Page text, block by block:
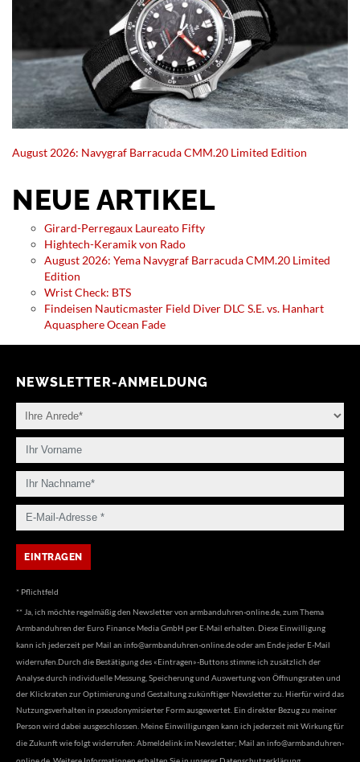
August 2026: Navygraf Barracuda CMM.20 Limited Edition
NEUE ARTIKEL
Girard-Perregaux Laureato Fifty
Hightech-Keramik von Rado
August 2026: Yema Navygraf Barracuda CMM.20 Limited
Edition
Wrist Check: BTS
Findeisen Nauticmaster Field Diver DLC S.E. vs. Hanhart
Aquasphere Ocean Fade
NEWSLETTER-ANMELDUNG
* Pflichtfeld
** Ja, ich möchte regelmäßig den Newsletter von armbanduhren-online.de, zum Thema
Armbanduhren der Euro Finance Media GmbH per E-Mail erhalten. Diese Einwilligung
kann ich jederzeit per Mail an info@armbanduhren-online.deoder am Ende jeder E-Mail
widerrufen.Durch die Bestätigung des «Eintragen»-Buttons stimme ich zusätzlich der
Analyse durch individuelle Messung, Speicherung und Auswertung von Öffnungsraten und
der Klickraten zur Optimierung und Gestaltung zukünftiger Newsletter zu. Hierfür wird das
Nutzungsverhalten in pseudonymisierter Form ausgewertet. Ein direkter Bezug zu meiner
Person wird dabei ausgeschlossen. Meine Einwilligungen kann ich jederzeit mit Wirkung für
die Zukunft wie folgt widerrufen: Abmeldelink im Newsletter; Mail an info@armbanduhren-